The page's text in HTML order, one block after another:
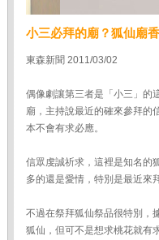
小三必拜的廟？狐仙廟
東森新聞 2011/03/02
偶像劇讓第三者是「小三」的
廟，主持說最近的確來參拜的
本不會有求必應。
信眾虔誠祈求，這裡是知名的
多的還是愛情，特別是最近來
不過在祭拜狐仙祭品很特別，
狐仙，但可不是想求桃花就有